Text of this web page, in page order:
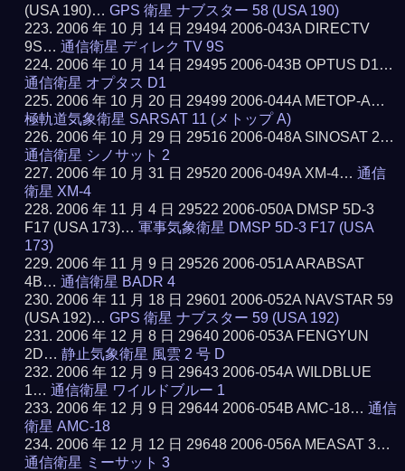
(USA 190)…GPS 衛星 ナブスター 58 (USA 190)
2006 年 10 月 14 日 29494 2006-043A DIRECTV
9S…通信衛星 ディレク TV 9S
2006 年 10 月 14 日 29495 2006-043B OPTUS D1…
通信衛星 オプタス D1
2006 年 10 月 20 日 29499 2006-044A METOP-A…
極軌道気象衛星 SARSAT 11 (メトップ A)
2006 年 10 月 29 日 29516 2006-048A SINOSAT 2…
通信衛星 シノサット 2
2006 年 10 月 31 日 29520 2006-049A XM-4…通信
衛星 XM-4
2006 年 11 月 4 日 29522 2006-050A DMSP 5D-3
F17 (USA 173)…軍事気象衛星 DMSP 5D-3 F17 (USA
173)
2006 年 11 月 9 日 29526 2006-051A ARABSAT
4B…通信衛星 BADR 4
2006 年 11 月 18 日 29601 2006-052A NAVSTAR 59
(USA 192)…GPS 衛星 ナブスター 59 (USA 192)
2006 年 12 月 8 日 29640 2006-053A FENGYUN
2D…静止気象衛星 風雲 2 号 D
2006 年 12 月 9 日 29643 2006-054A WILDBLUE
1…通信衛星 ワイルドブルー 1
2006 年 12 月 9 日 29644 2006-054B AMC-18…通信
衛星 AMC-18
2006 年 12 月 12 日 29648 2006-056A MEASAT 3…
通信衛星 ミーサット 3